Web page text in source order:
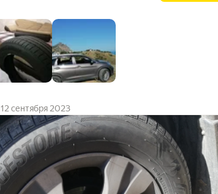
12 сентября 2023